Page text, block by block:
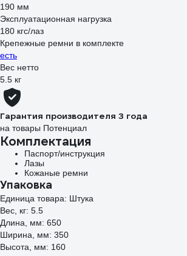
190 мм
Эксплуатационная нагрузка
180 кгс/лаз
Крепежные ремни в комплекте
есть
Вес нетто
5.5 кг
Гарантия производителя 3 года
на товары Потенциал
Комплектация
Паспорт/инструкция
Лазы
Кожаные ремни
Упаковка
Единица товара: Штука
Вес, кг: 5.5
Длина, мм: 650
Ширина, мм: 350
Высота, мм: 160